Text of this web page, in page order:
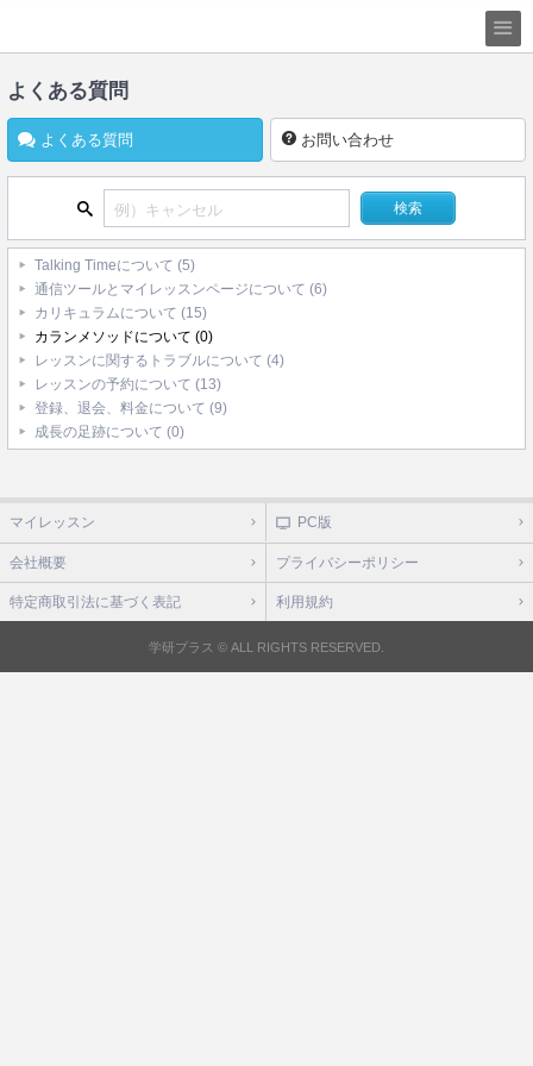
よくある質問
よくある質問 お問い合わせ
Talking Timeについて (5)
通信ツールとマイレッスンページについて (6)
カリキュラムについて (15)
カランメソッドについて (0)
レッスンに関するトラブルについて (4)
レッスンの予約について (13)
登録、退会、料金について (9)
成長の足跡について (0)
マイレッスン PC版
会社概要 プライバシーポリシー
特定商取引法に基づく表記 利用規約
学研プラス © ALL RIGHTS RESERVED.